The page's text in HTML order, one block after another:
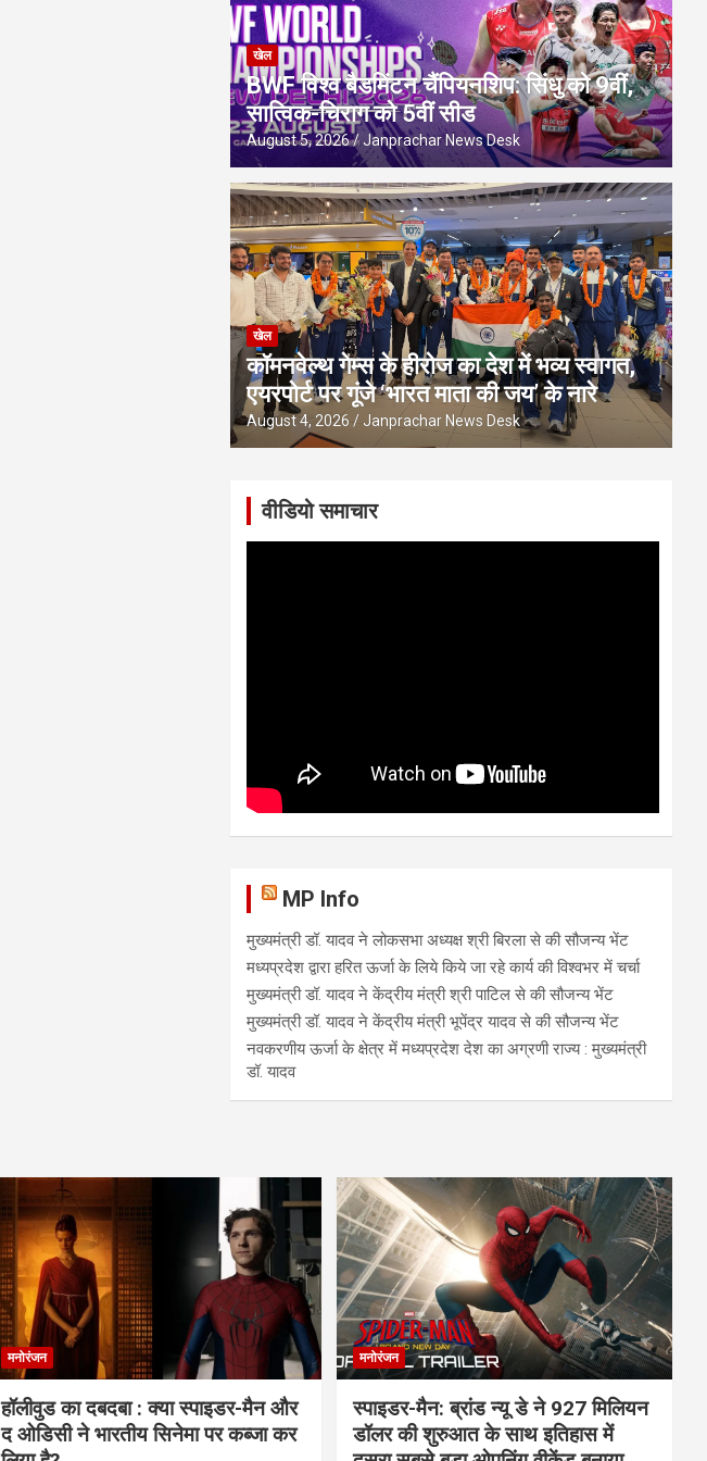
खेल
BWF विश्व बैडमिंटन चैंपियनशिप: सिंधु को 9वीं,
सात्विक-चिराग को 5वीं सीड
August 5, 2026 Janprachar News Desk
खेल
कॉमनवेल्थ गेम्स के हीरोज का देश में भव्य स्वागत,
एयरपोर्ट पर गूंजे ‘भारत माता की जय’ के नारे
August 4, 2026 Janprachar News Desk
वीडियो समाचार
MP Info
मुख्यमंत्री डॉ. यादव ने लोकसभा अध्यक्ष श्री बिरला से की सौजन्य भेंट
मध्यप्रदेश द्वारा हरित ऊर्जा के लिये किये जा रहे कार्य की विश्वभर में चर्चा
मुख्यमंत्री डॉ. यादव ने केंद्रीय मंत्री श्री पाटिल से की सौजन्य भेंट
मुख्यमंत्री डॉ. यादव ने केंद्रीय मंत्री भूपेंद्र यादव से की सौजन्य भेंट
नवकरणीय ऊर्जा के क्षेत्र में मध्यप्रदेश देश का अग्रणी राज्य : मुख्यमंत्री
डॉ. यादव
मनोरंजन
हॉलीवुड का दबदबा : क्या स्पाइडर-मैन और
द ओडिसी ने भारतीय सिनेमा पर कब्जा कर
मनोरंजन
स्पाइडर-मैन: ब्रांड न्यू डे ने 927 मिलियन
डॉलर की शुरुआत के साथ इतिहास में